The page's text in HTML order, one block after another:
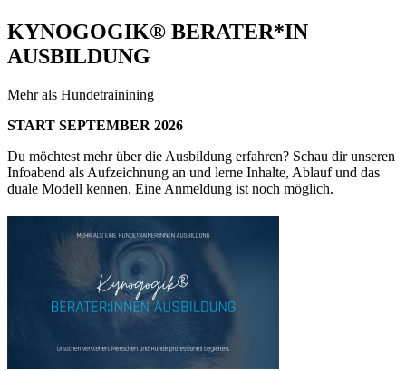
KYNOGOGIK® BERATER*IN
AUSBILDUNG
Mehr als Hundetrainining
START SEPTEMBER 2026
Du möchtest mehr über die Ausbildung erfahren? Schau dir unseren
Infoabend als Aufzeichnung an und lerne Inhalte, Ablauf und das
duale Modell kennen. Eine Anmeldung ist noch möglich.